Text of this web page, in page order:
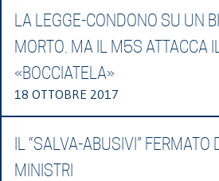
LA LEGGE-CONDONO SU UN
MORTO. MA IL M5S ATTACCA
«BOCCIATELA»
18 OTTOBRE 2017
IL “SALVA-ABUSIVI” FERMATO
MINISTRI